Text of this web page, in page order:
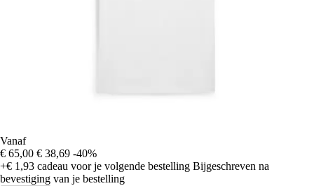
Vanaf
€ 65,00 € 38,69 -40%
+€ 1,93 cadeau voor je volgende bestelling Bijgeschreven na
bevestiging van je bestelling